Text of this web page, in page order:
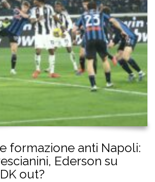
formazione anti Napoli:
Ederson su
out?